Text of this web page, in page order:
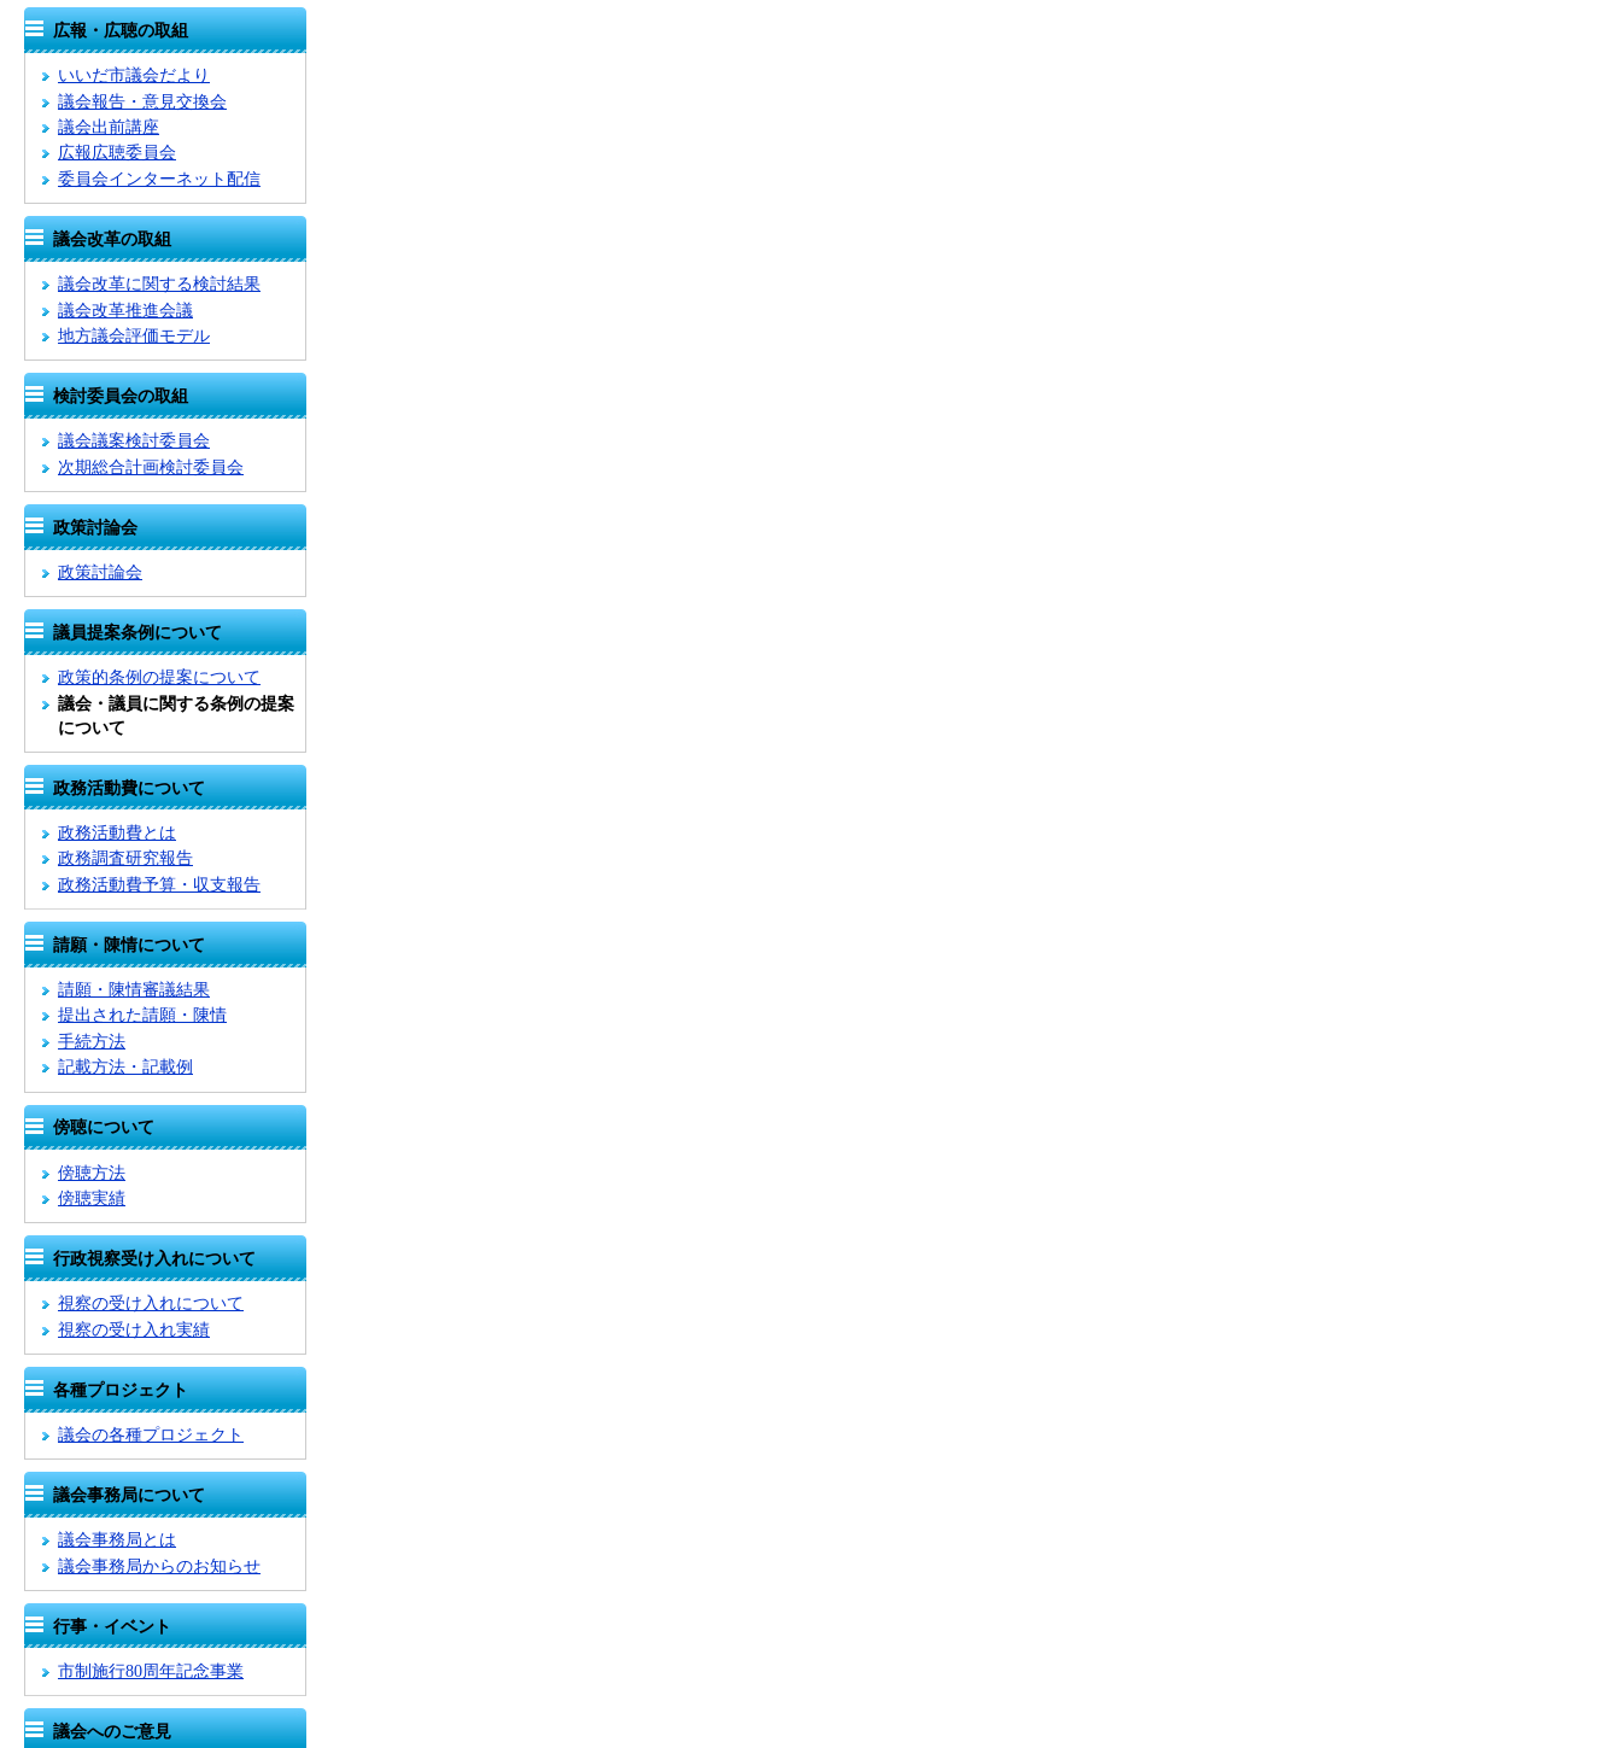
広報・広聴の取組
いいだ市議会だより
議会報告・意見交換会
議会出前講座
広報広聴委員会
委員会インターネット配信
議会改革の取組
議会改革に関する検討結果
議会改革推進会議
地方議会評価モデル
検討委員会の取組
議会議案検討委員会
次期総合計画検討委員会
政策討論会
政策討論会
議員提案条例について
政策的条例の提案について
議会・議員に関する条例の提案
について
政務活動費について
政務活動費とは
政務調査研究報告
政務活動費予算・収支報告
請願・陳情について
請願・陳情審議結果
提出された請願・陳情
手続方法
記載方法・記載例
傍聴について
傍聴方法
傍聴実績
行政視察受け入れについて
視察の受け入れについて
視察の受け入れ実績
各種プロジェクト
議会の各種プロジェクト
議会事務局について
議会事務局とは
議会事務局からのお知らせ
行事・イベント
市制施行80周年記念事業
議会へのご意見